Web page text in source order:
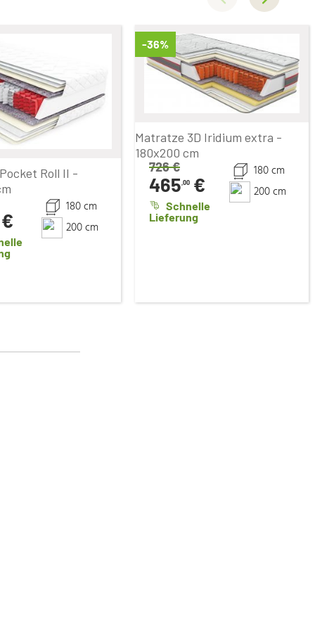
Roll II -
180 cm
200 cm
-36%
Matratze 3D Iridium extra -
180x200 cm
726€
465,00 €
Schnelle
Lieferung
180 cm
200 cm